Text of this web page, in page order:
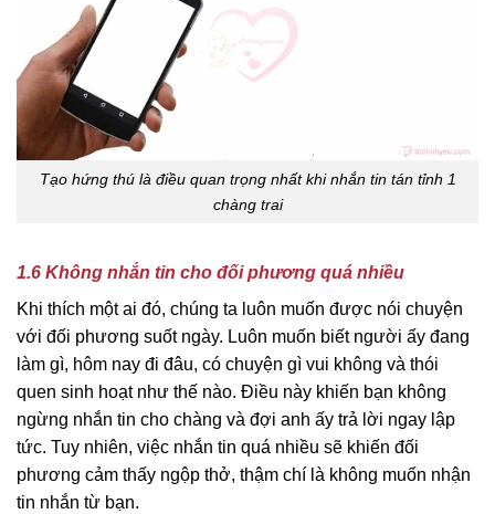
Tạo hứng thú là điều quan trọng nhất khi nhắn tin tán tỉnh 1
chàng trai
1.6 Không nhắn tin cho đối phương quá nhiều
Khi thích một ai đó, chúng ta luôn muốn được nói chuyện
với đối phương suốt ngày. Luôn muốn biết người ấy đang
làm gì, hôm nay đi đâu, có chuyện gì vui không và thói
quen sinh hoạt như thế nào. Điều này khiến bạn không
ngừng nhắn tin cho chàng và đợi anh ấy trả lời ngay lập
tức. Tuy nhiên, việc nhắn tin quá nhiều sẽ khiến đối
phương cảm thấy ngộp thở, thậm chí là không muốn nhận
tin nhắn từ bạn.